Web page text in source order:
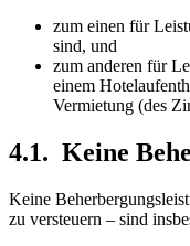
zum einen für
sind, und
zum anderen für
einem
Vermietung (des
4.1. Keine
Keine
zu versteuern – sind